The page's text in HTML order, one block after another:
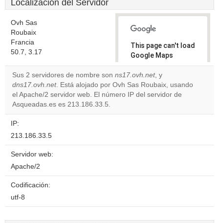
Localización del Servidor
Ovh Sas
Roubaix
Francia
50.7, 3.17
This page can't load
Google Maps
correctly.
Do you
own this
Sus 2 servidores de nombre son ns17.ovh.net, y
dns17.ovh.net. Está alojado por Ovh Sas Roubaix, usando
el Apache/2 servidor web. El número IP del servidor de
Asqueadas.es es 213.186.33.5.
IP:
213.186.33.5
Servidor web:
Apache/2
Codificación:
utf-8